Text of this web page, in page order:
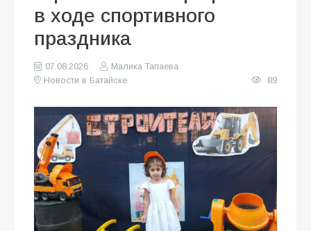
в ходе спортивного
праздника
07.08.2026
Малика Тапаева
Новости в Батайске
89